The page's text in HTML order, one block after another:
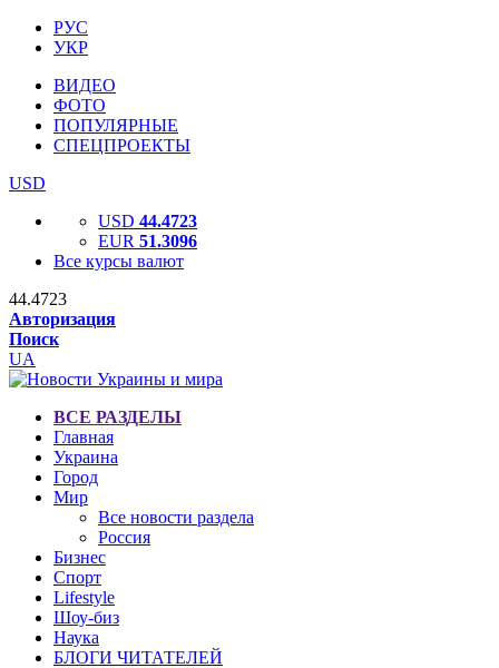
РУС
УКР
ВИДЕО
ФОТО
ПОПУЛЯРНЫЕ
СПЕЦПРОЕКТЫ
USD
USD 44.4723
EUR 51.3096
Все курсы валют
44.4723
Авторизация
Поиск
UA
ВСЕ РАЗДЕЛЫ
Главная
Украина
Город
Мир
Все новости раздела
Россия
Бизнес
Спорт
Lifestyle
Шоу-биз
Наука
БЛОГИ ЧИТАТЕЛЕЙ